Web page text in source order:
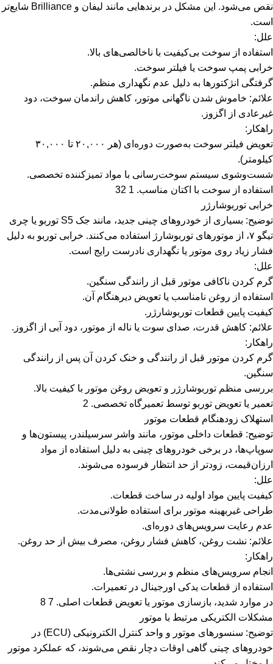
نقص می‌شود. این مشکل در برندهایی مانند لیفان و Brilliance شایع‌تر
است.
علل:
استفاده از سوخت بی‌کیفیت با ناخالصی‌های بالا.
خرابی پمپ سوخت یا فیلتر سوخت.
گرفتگی انژکتورها به دلیل عدم نگهداری منظم.
علائم: خاموش شدن ناگهانی موتور، کاهش راندمان سوخت، دود
غیرعادی از اگزوز.
راهکار:
تعویض فیلتر سوخت به‌صورت دوره‌ای (هر ۲۰,۰۰۰ تا ۳۰,۰۰۰
کیلومتر).
شست‌وشوی سیستم سوخت‌رسانی با مواد تمیزکننده تخصصی.
استفاده از سوخت با اکتان مناسب. 1 32
خرابی توربوشارژر
توضیح: بسیاری از خودروهای چینی جدید، مانند جک S5 توربو یا چری
تیگو ۷، از موتورهای توربوشارژ استفاده می‌کنند. خرابی توربو به دلیل
فشار زیاد روی موتور یا نگهداری نادرست رایج است.
علل:
گرم کردن ناکافی موتور قبل از رانندگی سنگین.
استفاده از روغن نامناسب یا تعویض دیرهنگام آن.
کیفیت پایین قطعات توربوشارژر.
علائم: کاهش قدرت، صدای سوت یا ناله از موتور، دود آبی از اگزوز.
راهکار:
گرم کردن موتور قبل از رانندگی و خنک کردن آن پس از رانندگی
سنگین.
بررسی منظم توربوشارژر و تعویض روغن موتور با کیفیت بالا.
تعمیر یا تعویض توربو توسط تعمیرگاه تخصصی. 2
استهلاک زودهنگام قطعات موتور
توضیح: قطعات داخلی موتور، مانند واشر سرسیلندر، پیستون‌ها و
سوپاپ‌ها، در برخی خودروهای چینی به دلیل استفاده از مواد
ارزان‌قیمت، زودتر از حد انتظار فرسوده می‌شوند.
علل:
کیفیت پایین مواد اولیه در ساخت قطعات.
طراحی غیربهینه موتور برای استفاده طولانی‌مدت.
عدم رعایت سرویس‌های دوره‌ای.
علائم: نشت روغن، کاهش فشار روغن، مصرف بیش از حد روغن.
راهکار:
انجام سرویس‌های منظم و بررسی نشتی‌ها.
استفاده از قطعات یدکی اورجینال در تعمیرات.
در موارد شدید، بازسازی موتور یا تعویض قطعات اصلی. 7 8
مشکلات الکتریکی مرتبط با موتور
توضیح: سنسورهای موتور و واحد کنترل الکترونیکی (ECU) در
خودروهای چینی گاهی اوقات دچار نقص می‌شوند، که عملکرد موتور